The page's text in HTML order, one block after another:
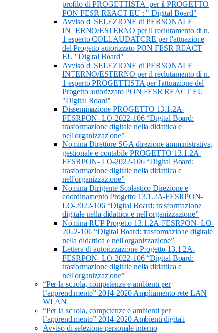
profilo di PROGETTISTA per il PROGETTO
PON FESR REACT EU : " Digital Board"
Avviso di SELEZIONE di PERSONALE
INTERNO/ESTERNO per il reclutamento di n.
1 esperto COLLAUDATORE per l'attuazione
del Progetto autorizzato PON FESR REACT
EU "Digital Board"
Avviso di SELEZIONE di PERSONALE
INTERNO/ESTERNO per il reclutamento di n.
1 esperto PROGETTISTA per l'attuazione del
Progetto autorizzato PON FESR REACT EU
"Digital Board"
Disseminazione PROGETTO 13.1.2A-
FESRPON- LO-2022-106 “Digital Board:
trasformazione digitale nella didattica e
nell'organizzazione”
Nomina Direttore SGA direzione amministrativa,
gestionale e contabile PROGETTO 13.1.2A-
FESRPON- LO-2022-106 “Digital Board:
trasformazione digitale nella didattica e
nell'organizzazione”
Nomina Dirigente Scolastico Direzione e
coordinamento Progetto 13.1.2A-FESRPON-
LO-2022-106 “Digital Board: trasformazione
digitale nella didattica e nell'organizzazione”
Nomina RUP Progetto 13.1.2A-FESRPON- LO-
2022-106 “Digital Board: trasformazione digitale
nella didattica e nell'organizzazione”
Lettera di autorizzazione Progetto 13.1.2A-
FESRPON- LO-2022-106 “Digital Board:
trasformazione digitale nella didattica e
nell'organizzazione”
“Per la scuola, competenze e ambienti per
l’apprendimento” 2014-2020 Ampliamento rete LAN
WLAN
“Per la scuola, competenze e ambienti per
l’apprendimento” 2014-2020 Ambienti digitali
Avviso di selezione personale interno